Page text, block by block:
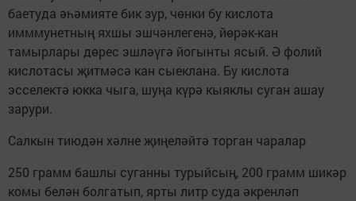
баетуда әһәмияте бик зур, чөнки бу кислота
имммунетның яхшы эшчәнлегенә, йөрәк-кан
тамырлары дөрес эшләүгә йогынты ясый. Ә фолий
кислотасы җитмәсә кан сыеклана. Бу кислота
эсселектә юкка чыга, шуңа күрә кыяклы суган ашау
зарури.
Салкын тиюдән хәлне җиңеләйтә торган чаралар
250 грамм башлы суганны турыйсың, 200 грамм шикәр
комы белән болгатып, ярты литр суда әкренләп